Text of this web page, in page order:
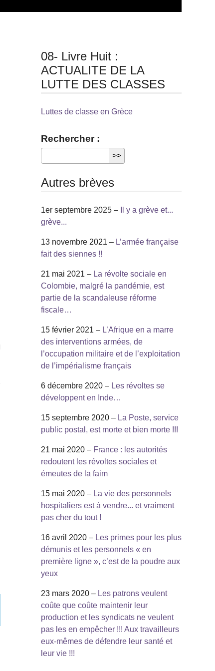
08- Livre Huit :
ACTUALITE DE LA
LUTTE DES CLASSES
Luttes de classe en Grèce
Rechercher :
Autres brèves
1er septembre 2025 –
Il y a grève et...
grève...
13 novembre 2021 – L’armée française
fait des siennes !!
21 mai 2021 – La révolte sociale en
Colombie, malgré la pandémie, est
partie de la scandaleuse réforme
fiscale…
15 février 2021 – L’Afrique en a marre
des interventions armées, de
l’occupation militaire et de l’exploitation
de l’impérialisme français
6 décembre 2020 – Les révoltes se
développent en Inde…
15 septembre 2020 – La Poste, service
public postal, est morte et bien morte !!!
21 mai 2020 – France : les autorités
redoutent les révoltes sociales et
émeutes de la faim
15 mai 2020 – La vie des personnels
hospitaliers est à vendre... et vraiment
pas cher du tout !
16 avril 2020 – Les primes pour les plus
démunis et les personnels « en
première ligne », c’est de la poudre aux
yeux
23 mars 2020 – Les patrons veulent
coûte que coûte maintenir leur
production et les syndicats ne veulent
pas les en empêcher !!! Aux travailleurs
eux-mêmes de défendre leur santé et
leur vie !!!